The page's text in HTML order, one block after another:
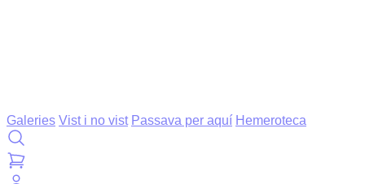
Galeries Vist i no vist Passava per aquí Hemeroteca